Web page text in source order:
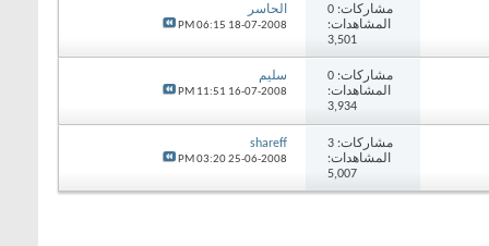
مشاركات: 0
المشاهدات:
3,501
الحاسر
18-07-2008
06:15 PM
مشاركات: 0
المشاهدات:
3,934
سليم
16-07-2008
11:51 PM
مشاركات: 3
المشاهدات:
5,007
shareff
25-06-2008
03:20 PM